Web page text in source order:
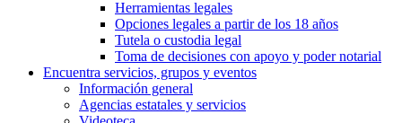
Herramientas legales
Opciones legales a partir de los 18 años
Tutela o custodia legal
Toma de decisiones con apoyo y poder notarial
Encuentra servicios, grupos y eventos
Información general
Agencias estatales y servicios